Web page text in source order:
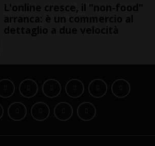
L'online cresce, il "non-food"
arranca: è un commercio al
dettaglio a due velocità